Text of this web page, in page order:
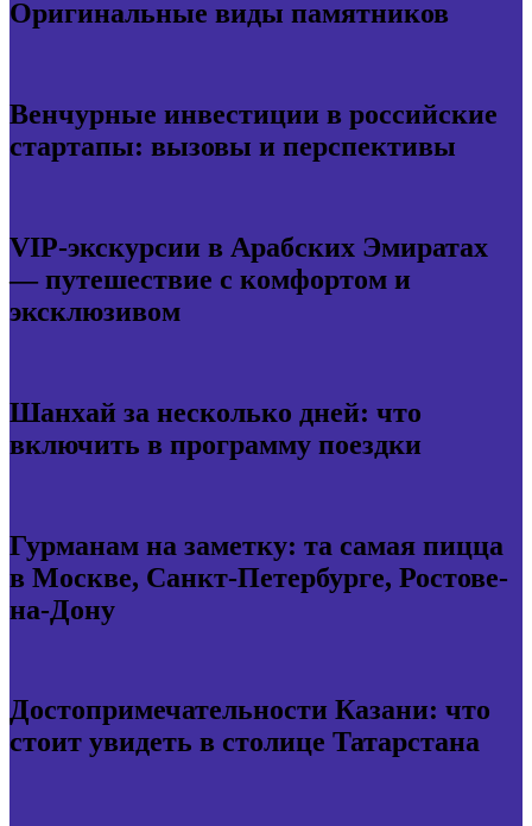
Оригинальные виды памятников
Венчурные инвестиции в российские
стартапы: вызовы и перспективы
VIP-экскурсии в Арабских Эмиратах
— путешествие с комфортом и
эксклюзивом
Шанхай за несколько дней: что
включить в программу поездки
Гурманам на заметку: та самая пицца
в Москве, Санкт-Петербурге, Ростове-
на-Дону
Достопримечательности Казани: что
стоит увидеть в столице Татарстана